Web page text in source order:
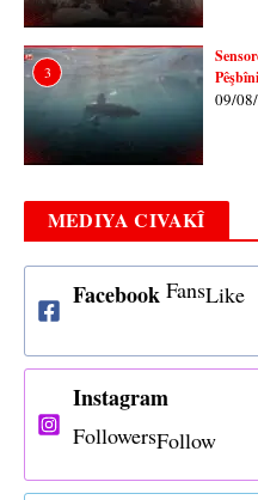
3
09/
MEDIYA CIVAKÎ
Facebook FansLike
Instagram
FollowersFollow